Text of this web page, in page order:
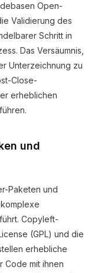
Open-
Validierung des
Schritt in
Das Versäumnis,
Unterzeichnung zu
Close-
erheblichen
und
Paketen und
Copyleft-
(GPL) und die
erhebliche
Code mit ihnen